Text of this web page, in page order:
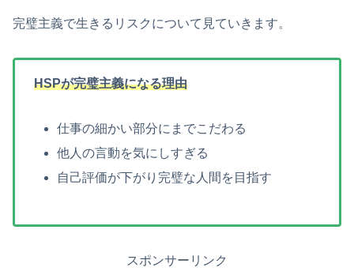
完璧主義で生きるリスクについて見ていきます。
HSPが完璧主義になる理由
仕事の細かい部分にまでこだわる
他人の言動を気にしすぎる
自己評価が下がり完璧な人間を目指す
スポンサーリンク